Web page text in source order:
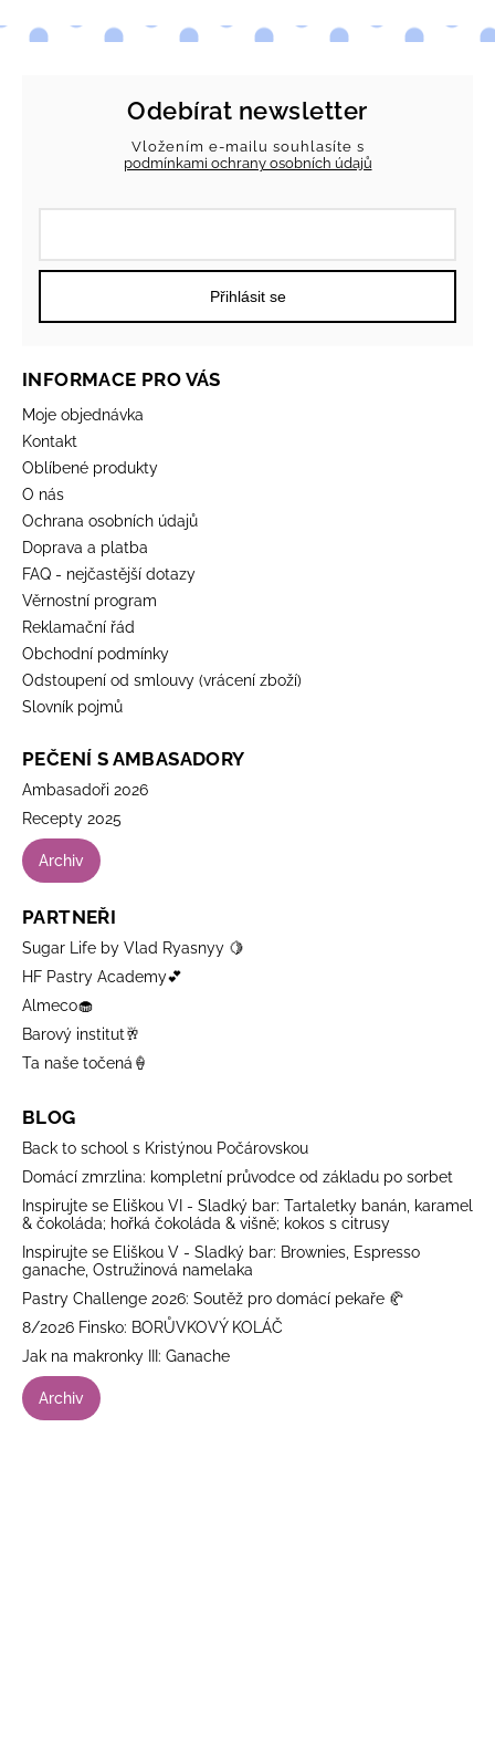
Odebírat newsletter
Vložením e-mailu souhlasíte s
podmínkami ochrany osobních údajů
Přihlásit se
INFORMACE PRO VÁS
Moje objednávka
Kontakt
Oblíbené produkty
O nás
Ochrana osobních údajů
Doprava a platba
FAQ - nejčastější dotazy
Věrnostní program
Reklamační řád
Obchodní podmínky
Odstoupení od smlouvy (vrácení zboží)
Slovník pojmů
PEČENÍ S AMBASADORY
Ambasadoři 2026
Recepty 2025
Archiv
PARTNEŘI
Sugar Life by Vlad Ryasnyy 🍋
HF Pastry Academy💕
Almeco🧁
Barový institut🥂
Ta naše točená🍦
BLOG
Back to school s Kristýnou Počárovskou
Domácí zmrzlina: kompletní průvodce od základu po sorbet
Inspirujte se Eliškou VI - Sladký bar: Tartaletky banán, karamel
& čokoláda; hořká čokoláda & višně; kokos s citrusy
Inspirujte se Eliškou V - Sladký bar: Brownies, Espresso
ganache, Ostružinová namelaka
Pastry Challenge 2026: Soutěž pro domácí pekaře 🥐
8/2026 Finsko: BORŮVKOVÝ KOLÁČ
Jak na makronky III: Ganache
Archiv